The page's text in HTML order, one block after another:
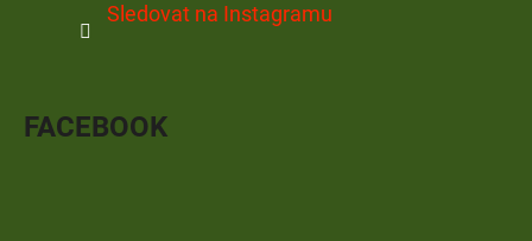
Sledovat na Instagramu
FACEBOOK